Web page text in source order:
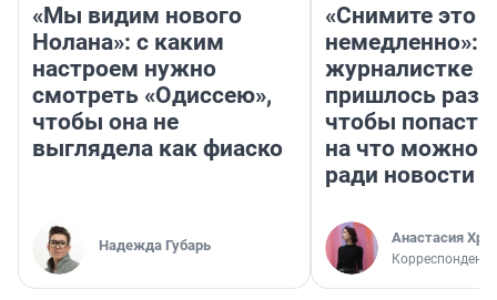
«Мы видим нового
Нолана»: с каким
настроем нужно
смотреть «Одиссею»,
чтобы она не
выглядела как фиаско
Надежда Губарь
«Снимите это
немедленно»:
журналистке
пришлось
чтобы попасть
на что можно
ради новости
Анастасия
Корреспондент